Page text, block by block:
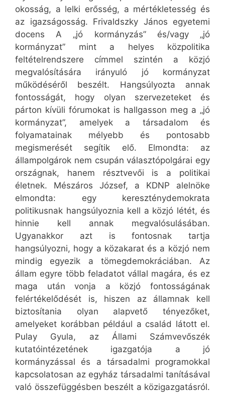
okosság, a lelki erősség, a mértékletesség és
az igazságosság. Frivaldszky János egyetemi
docens A „jó kormányzás” és/vagy „jó
kormányzat” mint a helyes közpolitika
feltételrendszere címmel szintén a közjó
megvalósítására irányuló jó kormányzat
működéséről beszélt. Hangsúlyozta annak
fontosságát, hogy olyan szervezeteket és
párton kívüli fórumokat is hallgasson meg a „jó
kormányzat”, amelyek a társadalom és
folyamatainak mélyebb és pontosabb
megismerését segítik elő. Elmondta: az
állampolgárok nem csupán választópolgárai egy
országnak, hanem résztvevői is a politikai
életnek. Mészáros József, a KDNP alelnöke
elmondta: egy kereszténydemokrata
politikusnak hangsúlyoznia kell a közjó létét, és
hinnie kell annak megvalósulásában.
Ugyanakkor azt is fontosnak tartja
hangsúlyozni, hogy a közakarat és a közjó nem
mindig egyezik a tömegdemokráciában. Az
állam egyre több feladatot vállal magára, és ez
maga után vonja a közjó fontosságának
felértékelődését is, hiszen az államnak kell
biztosítania olyan alapvető tényezőket,
amelyeket korábban például a család látott el.
Pulay Gyula, az Állami Számvevőszék
kutatóintézetének igazgatója a jó
kormányzással és a társadalmi programokkal
kapcsolatosan az egyház társadalmi tanításával
való összefüggésben beszélt a közigazgatásról.